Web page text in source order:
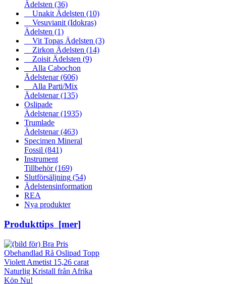
Ädelsten (36)
Unakit Ädelsten (10)
Vesuvianit (Idokras)
Ädelsten (1)
Vit Topas Ädelsten (3)
Zirkon Ädelsten (14)
Zoisit Ädelsten (9)
Alla Cabochon
Ädelstenar(606)
Alla Parti/Mix
Ädelstenar(135)
Oslipade
Ädelstenar(1935)
Trumlade
Ädelstenar(463)
Specimen Mineral
Fossil (841)
Instrument
Tillbehör(169)
Slutförsäljning (54)
Ädelstensinformation
REA
Nya produkter
Produkttips [mer]